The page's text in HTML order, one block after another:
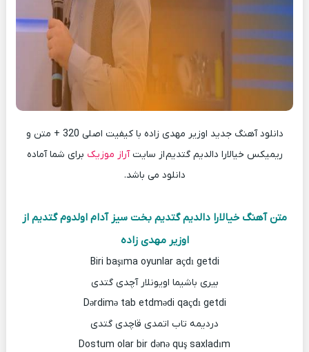
دانلود آهنگ جدید اوزیر مهدی زاده با کیفیت اصلی 320 + متن و
ریمیکس خیالارا دالدیم گتدیماز سایتآراز موزیک برای شما آماده
دانلود می باشد.
متن آهنگ خیالارا دالدیم گتدیم بخت سیز آدام اولدوم گتدیم از
اوزیر مهدی زاده
Biri başıma oyunlar açdı getdi
بیری باشیما اویونلار آچدی گتدی
Dərdimə tab etdmədi qaçdı getdi
دردیمه تاب اتمدی قاچدی گتدی
Dostum olar bir dənə quş saxladım